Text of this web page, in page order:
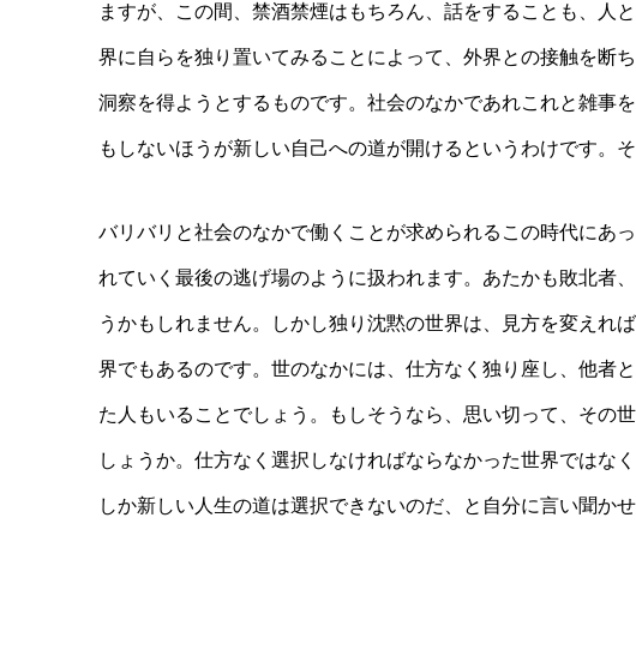
ますが、この間、禁酒禁煙はもちろん、話をすることも、人
界に自らを独り置いてみることによって、外界との接触を断
洞察を得ようとするものです。社会のなかであれこれと雑事
もしないほうが新しい自己への道が開けるというわけです。
バリバリと社会のなかで働くことが求められるこの時代にあ
れていく最後の逃げ場のように扱われます。あたかも敗北者
うかもしれません。しかし独り沈黙の世界は、見方を変えれ
界でもあるのです。世のなかには、仕方なく独り座し、他者
た人もいることでしょう。もしそうなら、思い切って、その
しょうか。仕方なく選択しなければならなかった世界ではな
しか新しい人生の道は選択できないのだ、と自分に言い聞か